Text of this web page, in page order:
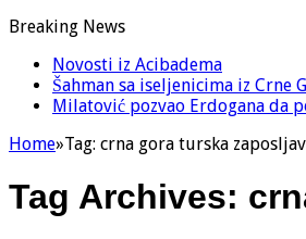
Breaking News
Novosti iz Acibadema
Šahman sa iseljenicima iz
Milatović pozvao Erdogana da
Home»Tag: crna gora turska
Tag Archives: